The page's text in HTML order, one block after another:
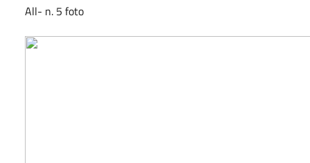
All- n. 5 foto